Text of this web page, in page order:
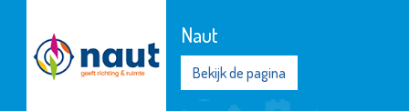
Naut
Bekijk de pagina